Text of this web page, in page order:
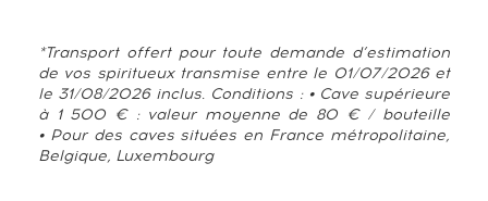
*Transport offert pour toute demande d’estimation
de vos spiritueux transmise entre le 01/07/2026 et
le 31/08/2026 inclus. Conditions : • Cave supérieure
à 1 500 € : valeur moyenne de 80 € / bouteille
• Pour des caves situées en France métropolitaine,
Belgique, Luxembourg